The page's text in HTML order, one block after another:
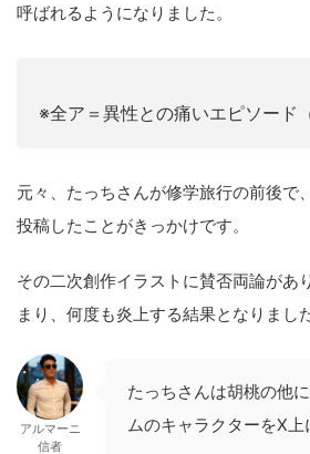
呼ばれるようになりました。
※全ア＝異性との痛いエピソード
元々、たっちさんが修学旅行の前後で
投稿したことがきっかけです。
その二次創作イラストに賛否両論があ
まり、何度も炎上する結果となりました
アルマーニ
信者
たっちさんは胡桃の他
ムのキャラクターをX上